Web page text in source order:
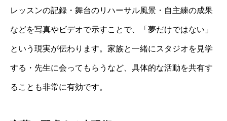
レッスンの記録・舞台のリハーサル風景・自主練の成果
などを写真やビデオで示すことで、「夢だけではない」
という現実が伝わります。家族と一緒にスタジオを見学
する・先生に会ってもらうなど、具体的な活動を共有す
ることも非常に有効です。